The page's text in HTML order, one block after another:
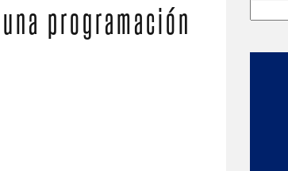
programación